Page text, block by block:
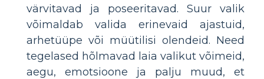
värvitavad ja poseeritavad. Suur valik
võimaldab valida erinevaid ajastuid,
arhetüüpe või müütilisi olendeid. Need
tegelased hõlmavad laia valikut võimeid,
aegu, emotsioone ja palju muud, et